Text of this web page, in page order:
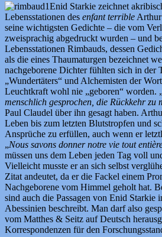
Enid Starkie zeichnet
Lebensstationen des enfant terrible
seine wichtigsten Gedichte – die vom
zweisprachig abgedruckt wurden – und
Lebensstationen Rimbauds, dessen
als die eines Thaumaturgen bezeichnet
nachgeborene Dichter fühlten sich in der
„Wundertäters“ und Alchemisten der
Leuchtkraft wohl nie „geboren“ worden.
menschlich gesprochen, die Rückkehr zu
Paul Claudel über ihn gesagt haben.
Leben bis zum letzten Blutstropfen und
Ansprüche zu erfüllen, auch wenn er
„Nous savons donner notre vie tout
müssen uns dem Leben jeden Tag voll
Vielleicht musste er an sich selbst
Zitat andeutet, da er die Fackel einem
Nachgeborene vom Himmel geholt hat.
sind auch die Passagen von Enid Starkie
Abessinien beschreibt. Man darf also
vom Matthes & Seitz auf Deutsch
Korrespondenzen für den